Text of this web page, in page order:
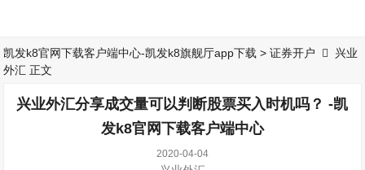
凯发k8官网下载客户端中心-凯发k8旗舰厅app下载 >证券开户
兴业
外汇 正文
兴业外汇分享成交量可以判断股票买入时机吗？ -凯
发k8官网下载客户端中心
2020-04-04